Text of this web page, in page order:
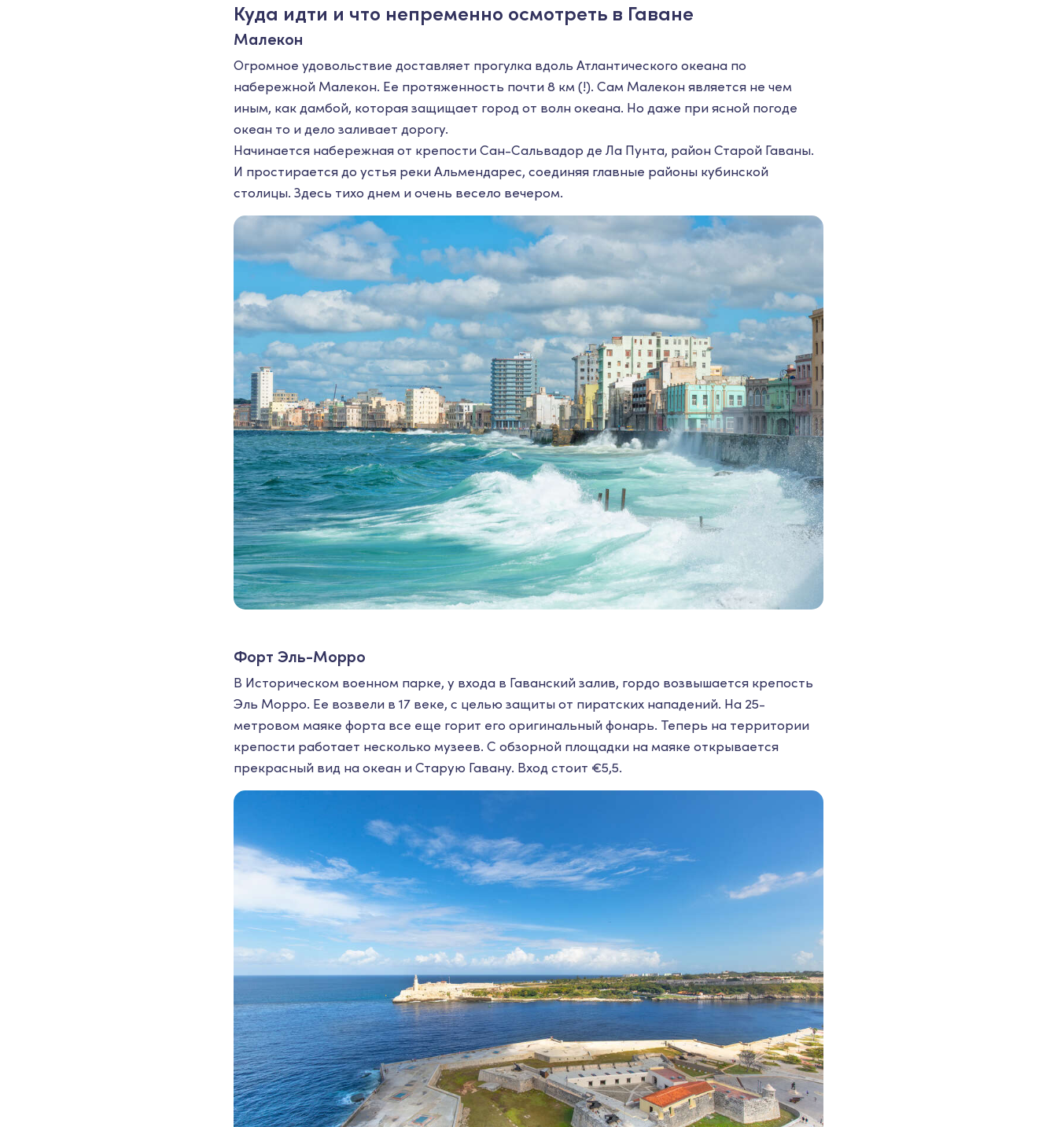
Куда идти и что непременно осмотреть в Гаване
Малекон
Огромное удовольствие доставляет прогулка вдоль Атлантического океана по
набережной Малекон. Ее протяженность почти 8 км (!). Сам Малекон является не чем
иным, как дамбой, которая защищает город от волн океана. Но даже при ясной погоде
океан то и дело заливает дорогу.
Начинается набережная от крепости Сан-Сальвадор де Ла Пунта, район Старой Гаваны.
И простирается до устья реки Альмендарес, соединяя главные районы кубинской
столицы. Здесь тихо днем и очень весело вечером.
Форт Эль-Морро
В Историческом военном парке, у входа в Гаванский залив, гордо возвышается крепость
Эль Морро. Ее возвели в 17 веке, с целью защиты от пиратских нападений. На 25-
метровом маяке форта все еще горит его оригинальный фонарь. Теперь на территории
крепости работает несколько музеев. С обзорной площадки на маяке открывается
прекрасный вид на океан и Старую Гавану. Вход стоит €5,5.